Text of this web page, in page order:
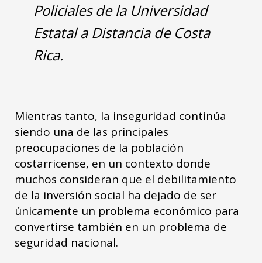
Policiales de la Universidad
Estatal a Distancia de Costa
Rica.
Mientras tanto, la inseguridad continúa
siendo una de las principales
preocupaciones de la población
costarricense, en un contexto donde
muchos consideran que el debilitamiento
de la inversión social ha dejado de ser
únicamente un problema económico para
convertirse también en un problema de
seguridad nacional.